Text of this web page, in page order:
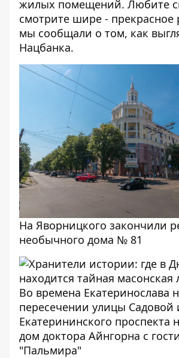
жилых помещений. Любите
смотрите шире - прекрасное
мы сообщали о том, как
Нацбанка.
На Яворницкого закончили
необычного дома № 81
Во времена Екатеринослава
пересечении улицы Садовой
Екатерининского проспекта
дом доктора Айнгорна с
"Пальмира"